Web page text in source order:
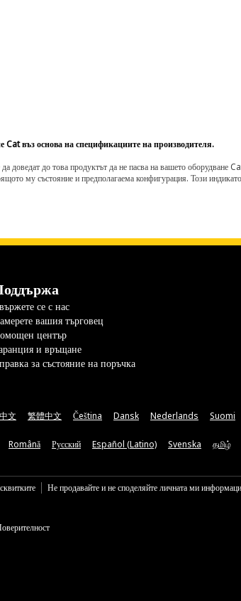
Cat въз основа на спецификациите на производителя.
до това продуктът да не пасва на вашето оборудване
му състояние и предполагаема конфигурация. Този
се с нас
вашия търговец
център
и връщане
за състояние на поръчка
文 繁體中文 Čeština Dansk Nederlands Suomi
Română Русский Español (Latino) Svenska தமிழ்
Не продавайте и не споделяйте личната ми